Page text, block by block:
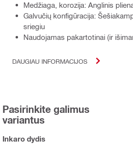
Medžiaga, korozija: Anglinis
Galvučių konfigūracija:
sriegiu
Naudojamas pakartotinai (ir
DAUGIAU INFORMACIJOS
Pasirinkite galimus
variantus
Inkaro dydis